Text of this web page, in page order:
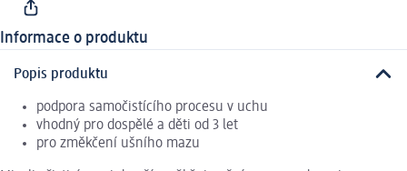
Informace o produktu
Popis produktu
podpora samočistícího procesu v uchu
vhodný pro dospělé a děti od 3 let
pro změkčení ušního mazu